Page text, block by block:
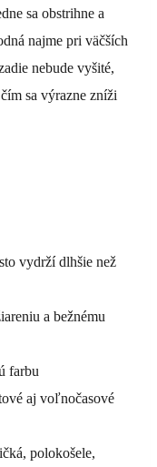
sa obstrihne a
najme pri väčších
nebude vyšité,
sa výrazne zníži
vydrží dlhšie než
a bežnému
farbu
aj voľnočasové
polokošele,